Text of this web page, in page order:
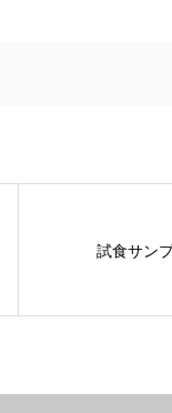
試食サン